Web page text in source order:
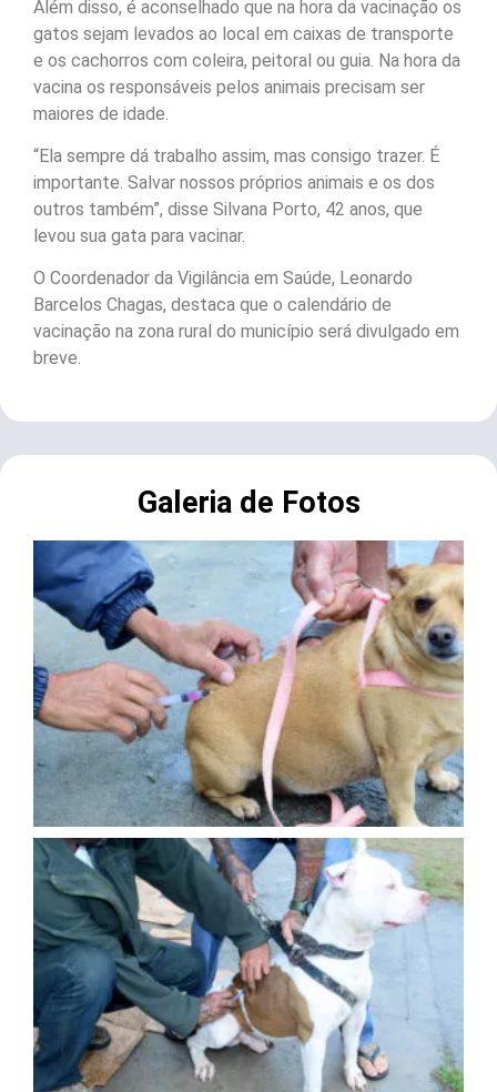
Além disso, é aconselhado que na hora da vacinação os
gatos sejam levados ao local em caixas de transporte
e os cachorros com coleira, peitoral ou guia. Na hora da
vacina os responsáveis pelos animais precisam ser
maiores de idade.
“Ela sempre dá trabalho assim, mas consigo trazer. É
importante. Salvar nossos próprios animais e os dos
outros também”, disse Silvana Porto, 42 anos, que
levou sua gata para vacinar.
O Coordenador da Vigilância em Saúde, Leonardo
Barcelos Chagas, destaca que o calendário de
vacinação na zona rural do município será divulgado em
breve.
Galeria de Fotos